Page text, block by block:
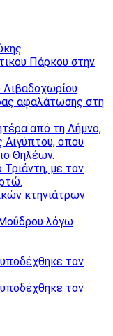
Πάρκου στην
Λιβαδοχωρίου
αφαλάτωσης στη
από τη Λήμνο,
Αιγύπτου, όπου
Θηλέων.
με τον
κτηνιάτρων
λόγω
τον
τον